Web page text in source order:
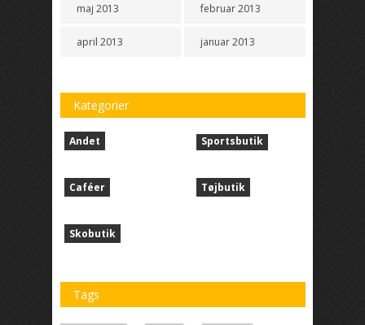
maj 2013
april 2013
februar 2013
januar 2013
Kategorier
Andet
Caféer
Skobutik
Sportsbutik
Tøjbutik
Tags